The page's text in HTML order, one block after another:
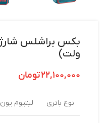
ولت)
۲۲,۱۰۰,۰۰۰تومان
نوع باتری لیتیوم یون